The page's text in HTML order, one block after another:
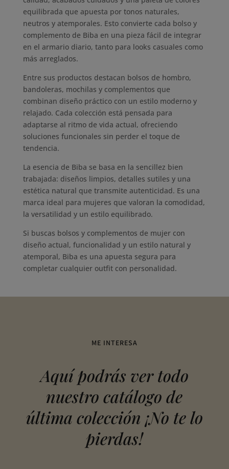
de
producto
equilibrada que apuesta por tonos naturales,
neutros y atemporales. Esto convierte cada bolso y
complemento de Biba en una pieza fácil de integrar
en el armario diario, tanto para looks casuales como
más arreglados.
Entre sus productos destacan bolsos de hombro,
bandoleras, mochilas y complementos que
combinan diseño práctico con un estilo moderno y
relajado. Cada colección está pensada para
adaptarse al ritmo de vida actual, ofreciendo
soluciones funcionales sin perder el toque de
tendencia.
La esencia de Biba se basa en la sencillez bien
trabajada: diseños limpios, detalles sutiles y una
estética natural que transmite autenticidad. Es una
marca ideal para mujeres que valoran la comodidad,
la versatilidad y un estilo equilibrado.
Si buscas bolsos y complementos de mujer con
diseño actual, funcionalidad y un estilo natural y
atemporal, Biba es una apuesta segura para
completar cualquier outfit con personalidad.
ME INTERESA
Aquí podrás ver todo
nuestro catálogo de
última colección ¡No te lo
pierdas!